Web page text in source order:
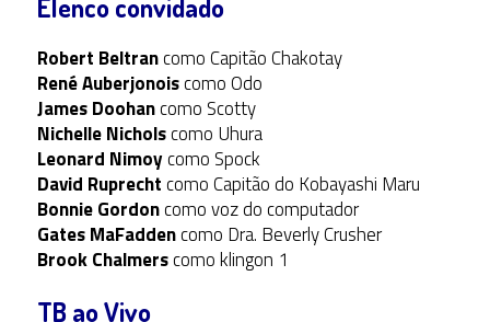
Robert Beltrancomo Capitão Chakotay
René Auberjonoiscomo Odo
James Doohancomo Scotty
Nichelle Nicholscomo Uhura
Leonard Nimoycomo Spock
David Ruprechtcomo Capitão do Kobayashi Maru
Bonnie Gordoncomo voz do computador
Gates MaFaddencomo Dra. Beverly Crusher
Brook Chalmerscomo klingon 1
TB ao Vivo